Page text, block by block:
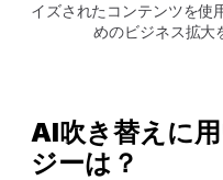
イズされたコンテンツを使
めのビジネス拡大
AI吹き替えに
ジーは？